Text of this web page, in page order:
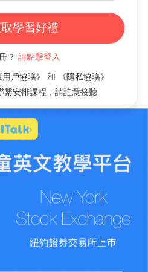
學習好禮
？ 請點擊登入
用戶協議》 和
《隱私協議》
繫安排課程，請註意接聽